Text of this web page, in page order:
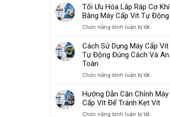
Tốc
Độ
Pháp
Máy
Cấp
Vít
Ngành
Sản
Tối Ưu Hóa Lắp Ráp Cơ Khí
Bằng Máy Cấp Vít Tự Động
Chức năng bình luận bị tắtở
Ưu
Hóa
Cơ
Bằng
Máy
Cách Sử Dụng Máy Cấp Vít
Tự Động Đúng Cách Và An
Toàn
Chức năng bình luận bị tắtở
Sử
Dụng
Hướng Dẫn Căn Chỉnh Máy
Cấp Vít Để Tránh Kẹt Vít
Chức năng bình luận bị tắtở